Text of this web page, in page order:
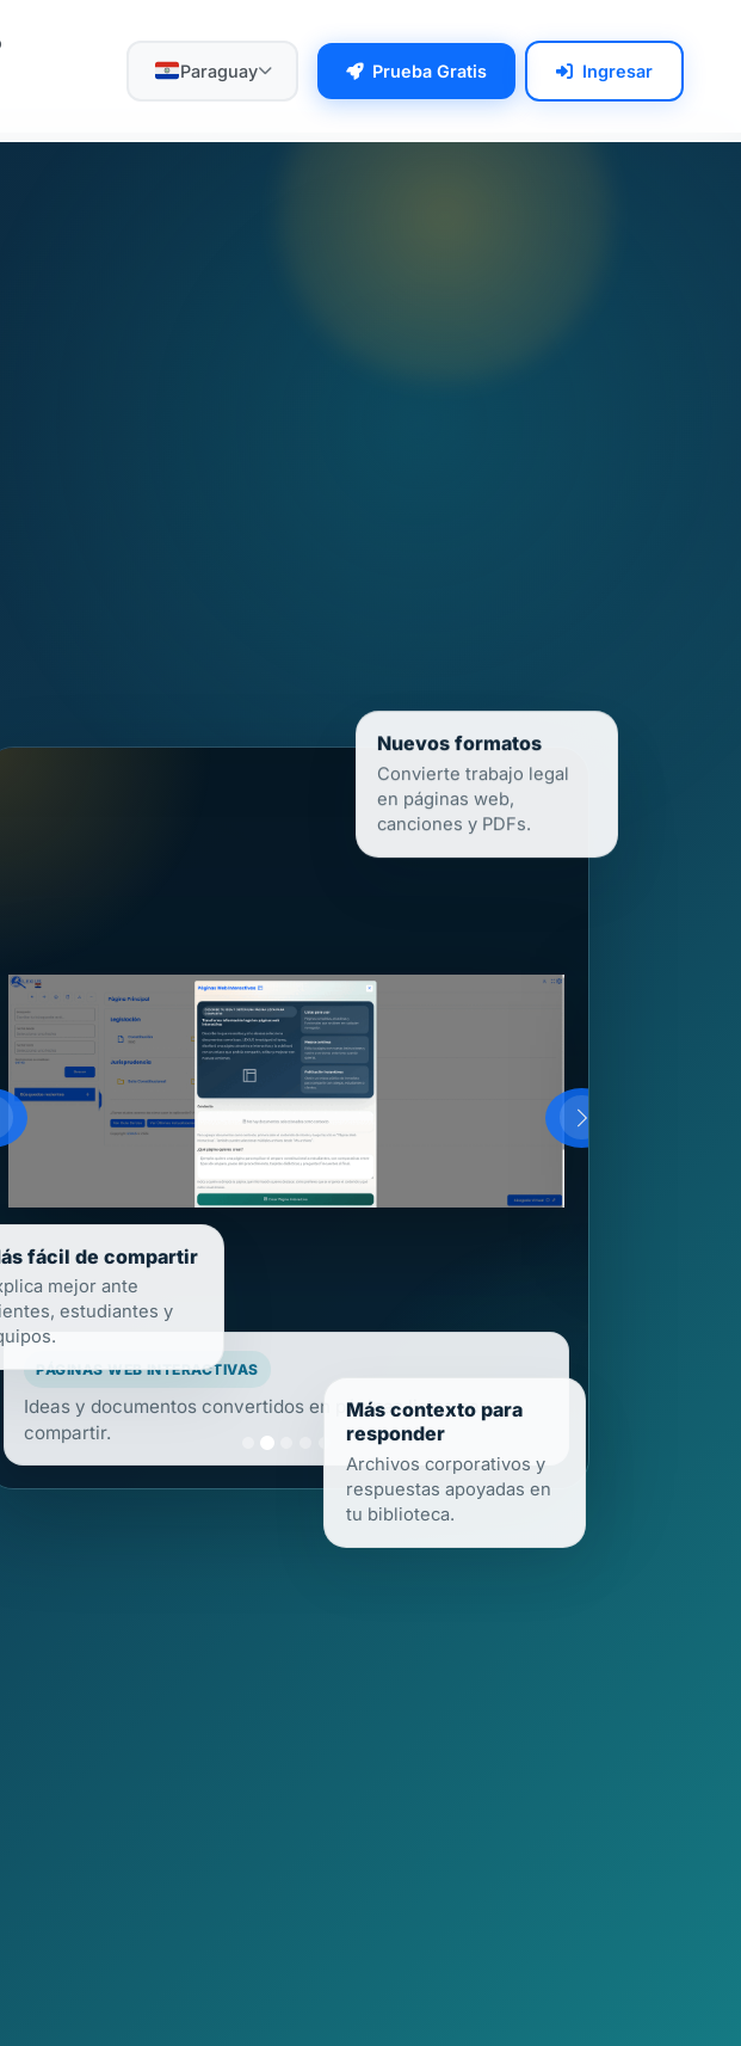
Paraguay Prueba Gratis Ingresar
CANCIONES CON IA
Contenido jurídico que también puede estudiarse, enseñarse
y recordarse mejor.
Nuevos formatos
Convierte trabajo legal
en páginas web,
canciones y PDFs.
fácil de compartir
mejor ante
estudiantes y
Más contexto para
responder
Archivos corporativos y
respuestas apoyadas en
tu biblioteca.